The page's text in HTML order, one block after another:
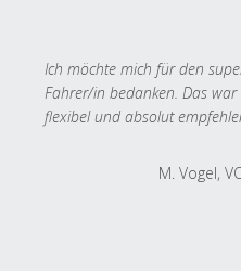
Ich möchte mich für den
Fahrer/in bedanken. Das war
flexibel und absolut
M. Vogel,